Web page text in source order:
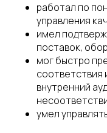
работал по
управления
имел
поставок,
мог быстро
соответствия
внутренний
умел